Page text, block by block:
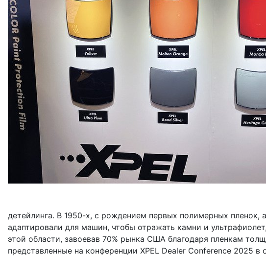
детейлинга. В 1950-х, с рождением первых полимерных
адаптировали для машин, чтобы отражать камни и
этой области, завоевав 70% рынка США благодаря пленкам
представленные на конференции XPEL Dealer Conference 2025